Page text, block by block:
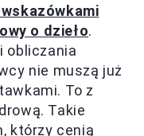
o dzieło.
obliczania
nie muszą już
To z
Takie
którzy cenią